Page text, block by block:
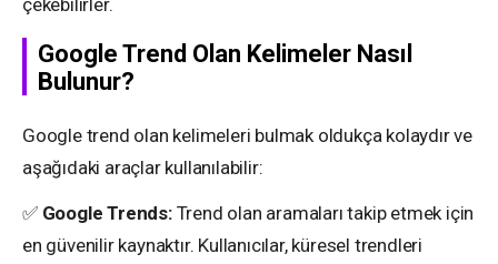
Google Trend Olan Kelimeler Nasıl
Bulunur?
Google trend olan kelimeleri bulmak oldukça kolaydır ve
aşağıdaki araçlar kullanılabilir:
✅ Google Trends:Trend olan aramaları takip etmek için
en güvenilir kaynaktır. Kullanıcılar, küresel trendleri